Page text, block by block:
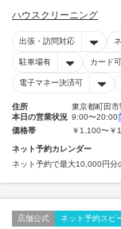
ハウスクリーニング
出張・訪問対応
駐車場有 カード可
電子マネー決済可
住所
東京都町田
本日の営業状況 9:00〜20:00
価格帯
￥1,100〜￥
ネット予約カレンダー
ネット予約で最大10,000円分
店舗公式 ネット予約スピ